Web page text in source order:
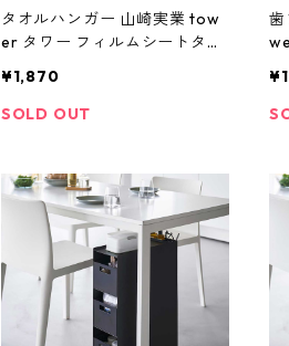
タオルハンガー 山崎実業 tow
er タワー フィルムシートタオ
イト
¥1,870
SOLD OUT
歯